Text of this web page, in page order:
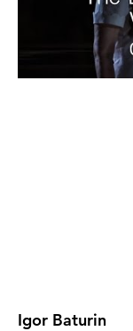
Igor Baturin